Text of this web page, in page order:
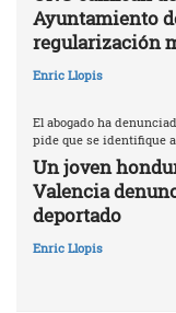
Ayuntamiento
regularización
Enric Llopis
El abogado ha
pide que se identifique
Un joven
Valencia
deportado
Enric Llopis